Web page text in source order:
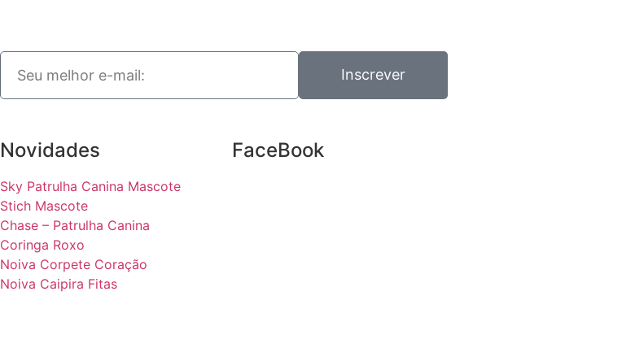
Inscrever
Novidades
Sky Patrulha Canina Mascote
Stich Mascote
Chase – Patrulha Canina
Coringa Roxo
Noiva Corpete Coração
Noiva Caipira Fitas
FaceBook